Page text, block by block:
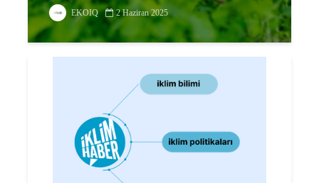
EKOIQ 2 Haziran 2025